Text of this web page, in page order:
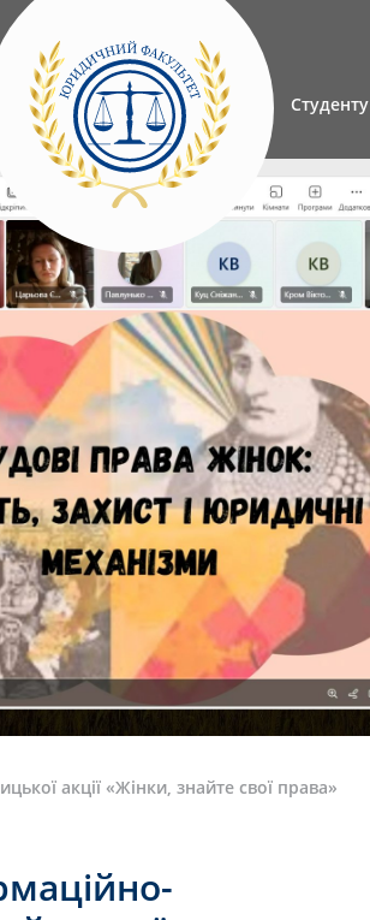
Студенту
акції «Жінки, знайте свої права»